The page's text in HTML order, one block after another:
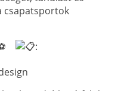
csapatsportok
: